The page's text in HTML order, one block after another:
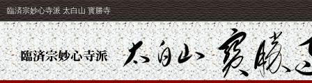
臨済宗妙心寺派 太白山 寳勝寺